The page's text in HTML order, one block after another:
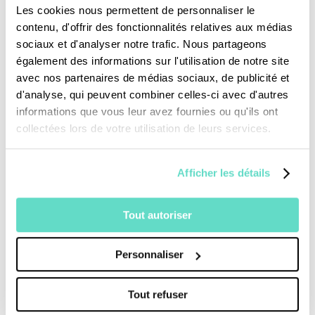
Les cookies nous permettent de personnaliser le
contenu, d'offrir des fonctionnalités relatives aux médias
sociaux et d'analyser notre trafic. Nous partageons
également des informations sur l'utilisation de notre site
avec nos partenaires de médias sociaux, de publicité et
d'analyse, qui peuvent combiner celles-ci avec d'autres
informations que vous leur avez fournies ou qu'ils ont
collectées lors de votre utilisation de leurs services.
Afficher les détails
Tout autoriser
Personnaliser
Tout refuser
réponses au déficit de logements qui touche
les ménages pauvres.
La production immobilière a repris, mais le
déficit accumulé (800 000 logements)
persiste et surtout la production est décalée
millions de personnes sont non logées ou mal
logées, le nombre de logements sociaux
(PLUS & PLAI) n’a augmenté que de 30%
Une production :